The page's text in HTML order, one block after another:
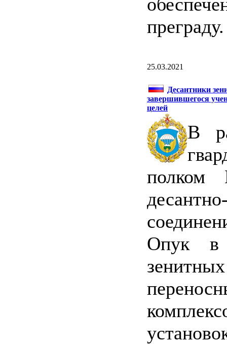
преграду.
25.03.2021
Десантники
завершившегося
целей
В
полком
Опук в